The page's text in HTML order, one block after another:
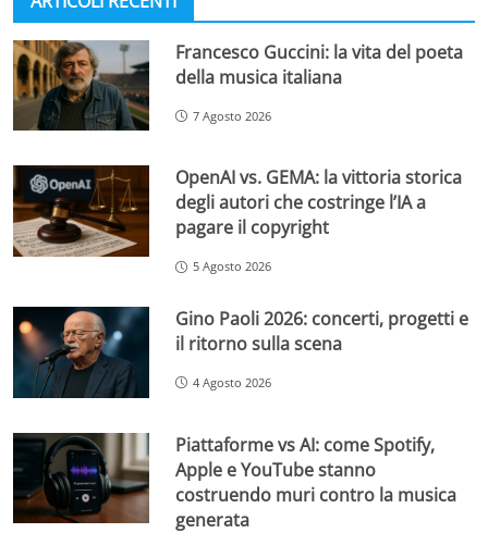
Francesco Guccini: la vita del poeta
della musica italiana
7 Agosto 2026
OpenAI vs. GEMA: la vittoria storica
degli autori che costringe l’IA a
pagare il copyright
5 Agosto 2026
Gino Paoli 2026: concerti, progetti e
il ritorno sulla scena
4 Agosto 2026
Piattaforme vs AI: come Spotify,
Apple e YouTube stanno
costruendo muri contro la musica
generata